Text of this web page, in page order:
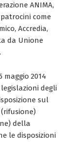
ANIMA,
come
Accredia,
da Unione
2014
degli
sul
della
le disposizioni